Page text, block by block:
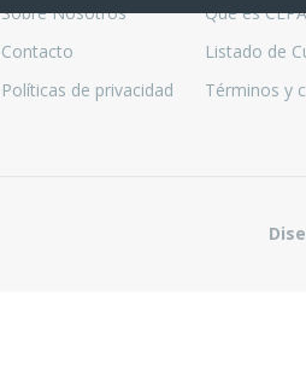
Sobre Nosotros
Contacto
Políticas de privacidad
Qué es CEPA
Listado de
Términos y